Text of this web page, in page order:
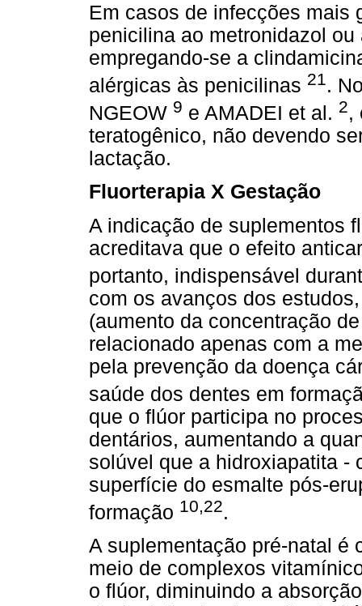
Em casos de infecções mais
penicilina ao metronidazol
empregando-se a
alérgicas às penicilinas 21.
NGEOW 9 e AMADEI et al. 2,
teratogênico, não devendo
lactação.
Fluorterapia X Gestação
A indicação de suplementos
acreditava que o efeito
portanto, indispensável
com os avanços dos
(aumento da concentração
relacionado apenas com a
pela prevenção da doença
saúde dos dentes em
que o flúor participa no
dentários, aumentando a
solúvel que a hidroxiapatita -
superfície do esmalte pós-
formação 10,22.
A suplementação pré-natal é
meio de complexos
o flúor, diminuindo a